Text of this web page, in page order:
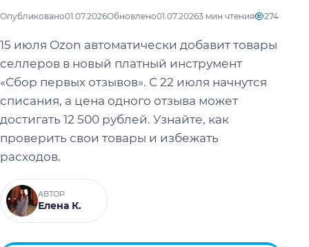
Опубликовано01.07.2026Обновлено01.07.20263 мин чтения 274
15 июля Ozon автоматически добавит товары
селлеров в новый платный инструмент
«Сбор первых отзывов». С 22 июля начнутся
списания, а цена одного отзыва может
достигать 12 500 рублей. Узнайте, как
проверить свои товары и избежать
расходов.
АВТОР
Елена К.